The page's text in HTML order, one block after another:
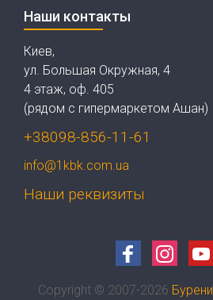
Наши контакты
Киев,
ул. Большая Окружная, 4
4 этаж, оф. 405
(рядом с гипермаркетом Ашан)
+38098-856-11-61
info@1kbk.com.ua
Наши реквизиты
Copyright © 2007-2026